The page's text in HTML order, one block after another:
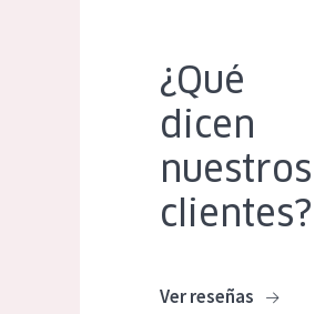
¿Qué
dicen
nuestros
clientes?
Ver reseñas